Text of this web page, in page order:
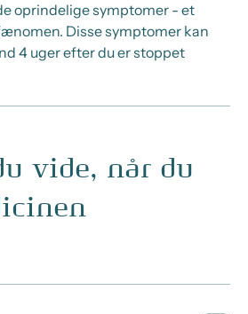
oprindelige symptomer - et
Disse symptomer kan
4 uger efter du er stoppet
vide, når du